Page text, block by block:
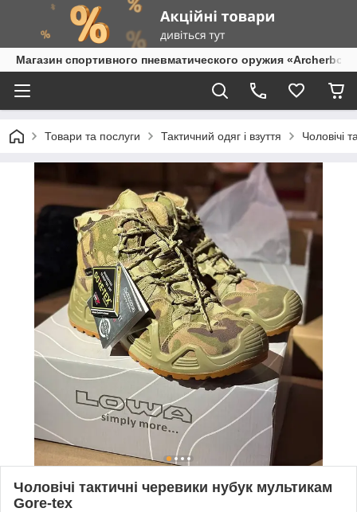
Магазин спортивного пневматического оружия
Товари та послуги Тактичний одяг і взуття Чоловічі
Чоловічі тактичні черевики нубук мультикам
Gore-tex